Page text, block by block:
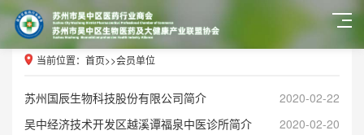
当前位置： 首页>>会员单位
2020-02-22
苏州国辰生物科技股份有限公司简介
2020-02-20
吴中经济技术开发区越溪谭福泉中医诊所简介